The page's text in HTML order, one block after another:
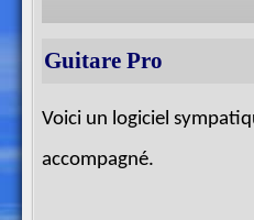
Guitare Pro
Voici un logiciel
accompagné.